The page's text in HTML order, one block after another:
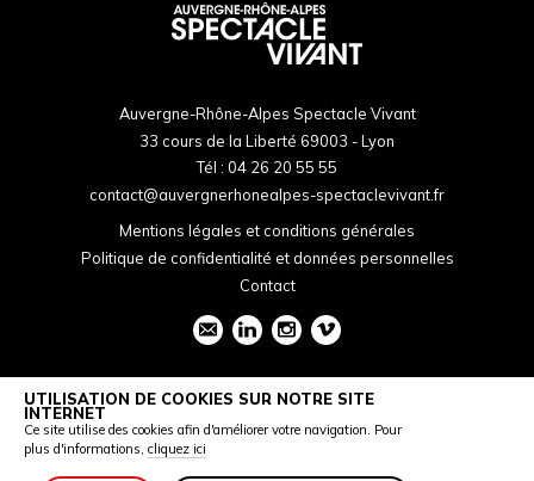
Auvergne-Rhône-Alpes Spectacle Vivant
33 cours de la Liberté 69003 - Lyon
Tél : 04 26 20 55 55
contact@auvergnerhonealpes-spectaclevivant.fr
Mentions légales et conditions générales
Politique de confidentialité et données personnelles
Contact
UTILISATION DE COOKIES SUR NOTRE SITE
INTERNET
Ce site utilise des cookies afin d'améliorer votre navigation. Pour
plus d'informations, cliquez ici